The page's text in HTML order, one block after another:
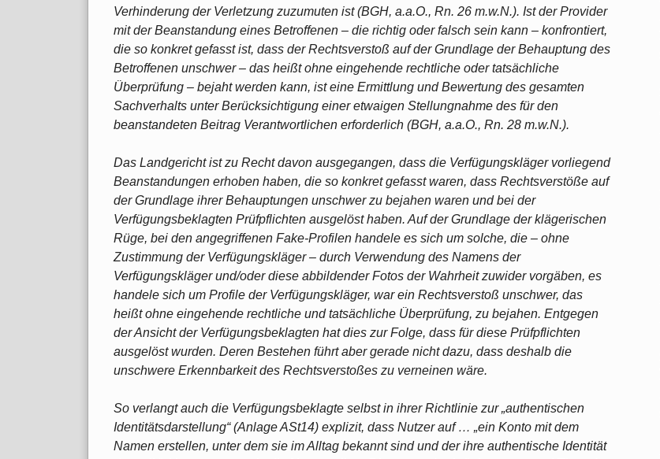
Verhinderung der Verletzung zuzumuten ist (BGH, a.a.O., Rn. 26 m.w.N.). Ist der Provider
mit der Beanstandung eines Betroffenen – die richtig oder falsch sein kann – konfrontiert,
die so konkret gefasst ist, dass der Rechtsverstoß auf der Grundlage der Behauptung des
Betroffenen unschwer – das heißt ohne eingehende rechtliche oder tatsächliche
Überprüfung – bejaht werden kann, ist eine Ermittlung und Bewertung des gesamten
Sachverhalts unter Berücksichtigung einer etwaigen Stellungnahme des für den
beanstandeten Beitrag Verantwortlichen erforderlich (BGH, a.a.O., Rn. 28 m.w.N.).
Das Landgericht ist zu Recht davon ausgegangen, dass die Verfügungskläger vorliegend
Beanstandungen erhoben haben, die so konkret gefasst waren, dass Rechtsverstöße auf
der Grundlage ihrer Behauptungen unschwer zu bejahen waren und bei der
Verfügungsbeklagten Prüfpflichten ausgelöst haben. Auf der Grundlage der klägerischen
Rüge, bei den angegriffenen Fake-Profilen handele es sich um solche, die – ohne
Zustimmung der Verfügungskläger – durch Verwendung des Namens der
Verfügungskläger und/oder diese abbildender Fotos der Wahrheit zuwider vorgäben, es
handele sich um Profile der Verfügungskläger, war ein Rechtsverstoß unschwer, das
heißt ohne eingehende rechtliche und tatsächliche Überprüfung, zu bejahen. Entgegen
der Ansicht der Verfügungsbeklagten hat dies zur Folge, dass für diese Prüfpflichten
ausgelöst wurden. Deren Bestehen führt aber gerade nicht dazu, dass deshalb die
unschwere Erkennbarkeit des Rechtsverstoßes zu verneinen wäre.
So verlangt auch die Verfügungsbeklagte selbst in ihrer Richtlinie zur „authentischen
Identitätsdarstellung“ (Anlage ASt14) explizit, dass Nutzer auf … „ein Konto mit dem
Namen erstellen, unter dem sie im Alltag bekannt sind und der ihre authentische Identität